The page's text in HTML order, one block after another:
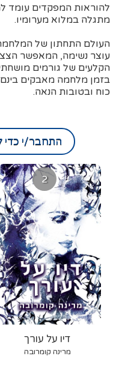
להוראות המפקדים עומד
מתגלה במלוא מערומיו.
העולם התחתון של
עוצר נשימה, המאפשר
הקלעים של גורמים
בזמן מלחמה מאבקים
כוח ובטובות הנאה.
התחבר/י כדי
2
דיו על עורך
מרינה קומרובה